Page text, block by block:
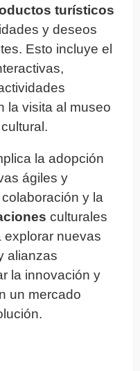
turísticos
y deseos
Esto incluye el
la visita al museo
la adopción
ágiles y
y la
culturales
explorar nuevas
alianzas
la innovación y
un mercado